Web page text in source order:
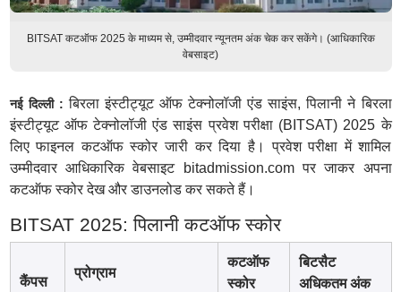
BITSAT कटऑफ 2025 के माध्यम से, उम्मीदवार न्यूनतम अंक चेक कर सकेंगे। (आधिकारिक
वेबसाइट)
नई दिल्ली :बिरला इंस्टीट्यूट ऑफ टेक्नोलॉजी एंड साइंस, पिलानी ने बिरला
इंस्टीट्यूट ऑफ टेक्नोलॉजी एंड साइंस प्रवेश परीक्षा (BITSAT) 2025 के
लिए फाइनल कटऑफ स्कोर जारी कर दिया है। प्रवेश परीक्षा में शामिल
उम्मीदवार आधिकारिक वेबसाइट bitadmission.com पर जाकर अपना
कटऑफ स्कोर देख और डाउनलोड कर सकते हैं।
BITSAT 2025: पिलानी कटऑफ स्कोर
कैंपस
प्रोग्राम
कटऑफ
स्कोर
बिटसैट
अधिकतम अंक